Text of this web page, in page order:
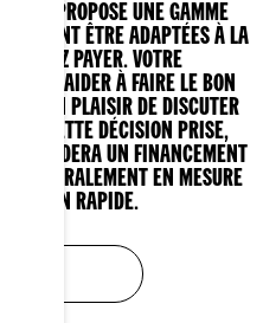
VOUS PROPOSE UNE GAMME
PEUVENT ÊTRE ADAPTÉES À LA
PAYER. VOTRE
VOUS AIDER À FAIRE LE BON
UN PLAISIR DE DISCUTER
FOIS CETTE DÉCISION PRISE,
DEMANDERA UN FINANCEMENT
GÉNÉRALEMENT EN MESURE
RAPIDE.